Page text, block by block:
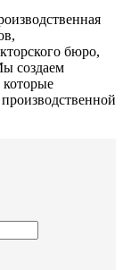
бюро,
создаем